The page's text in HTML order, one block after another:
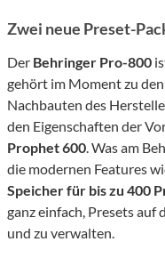
Zwei neue Preset-
Der Behringer Pro-800
gehört im Moment zu
Nachbauten des
den Eigenschaften der
Prophet 600. Was am
die modernen Features
Speicher für bis zu 400
ganz einfach, Presets
und zu verwalten.